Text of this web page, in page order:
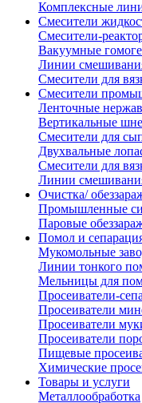
Комплексные
Смесители
Смесители-
Вакуумные
Линии
Смесители для
Смесители
Ленточные
Вертикальные
Смесители для
Двухвальные
Смесители для
Линии
Очистка/
Промышленные
Паровые
Помол и
Мукомольные
Линии тонкого
Мельницы для
Просеиватели-
Просеиватели
Просеиватели
Просеиватели
Пищевые
Химические
Товары и услуги
Металлообработка